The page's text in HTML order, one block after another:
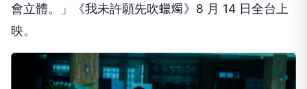
會立體。」《我未許願先吹蠟燭》8 月 14 日全台上
映。